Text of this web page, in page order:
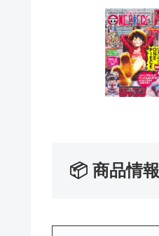
📦 商品情報